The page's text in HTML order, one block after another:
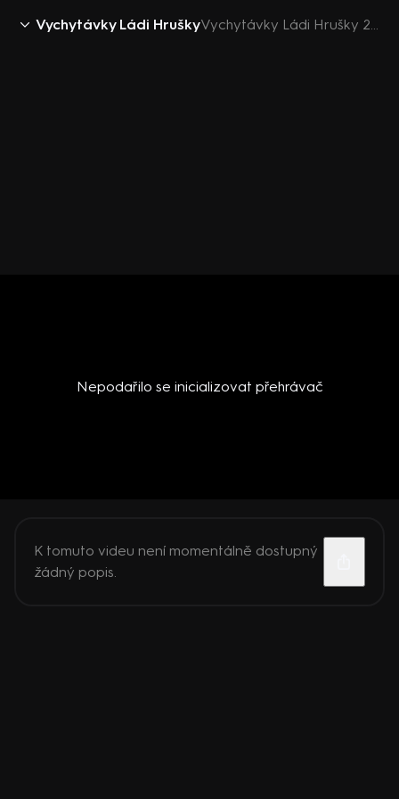
Vychytávky Ládi Hrušky Vychytávky Ládi Hrušky 2018 (30): Košíkářství
Nepodařilo se inicializovat přehrávač
K tomuto videu není momentálně dostupný
žádný popis.